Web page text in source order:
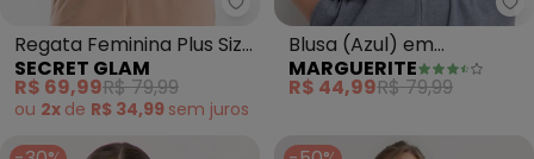
Secret Glam - Regata Feminina
Regata Feminina Plus Size
(Azul)
SECRET GLAM
R$ 69,99R$ 79,99
ou 2x de R$ 34,99 sem juros
Blusa (Azul) em
Moletinho Rajado
MARGUERITE
R$ 44,99R$ 79,99